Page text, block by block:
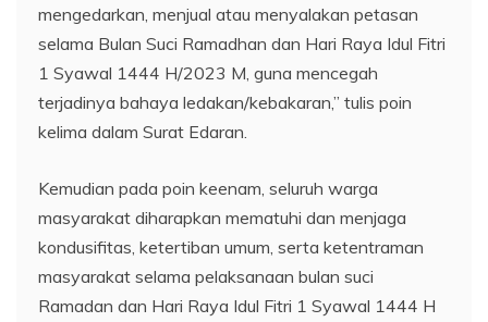
mengedarkan, menjual atau menyalakan petasan
selama Bulan Suci Ramadhan dan Hari Raya Idul Fitri
1 Syawal 1444 H/2023 M, guna mencegah
terjadinya bahaya ledakan/kebakaran,” tulis poin
kelima dalam Surat Edaran.
Kemudian pada poin keenam, seluruh warga
masyarakat diharapkan mematuhi dan menjaga
kondusifitas, ketertiban umum, serta ketentraman
masyarakat selama pelaksanaan bulan suci
Ramadan dan Hari Raya Idul Fitri 1 Syawal 1444 H